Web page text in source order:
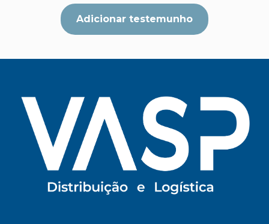
Adicionar testemunho